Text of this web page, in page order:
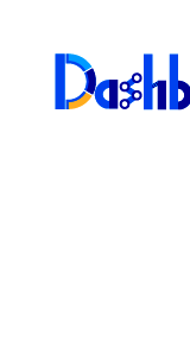
各歳）別・男女別
可能です